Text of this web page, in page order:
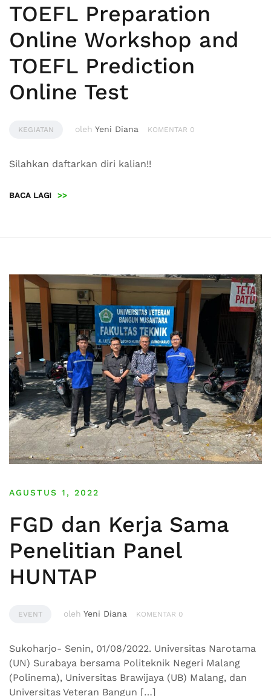
TOEFL Preparation
Online Workshop and
TOEFL Prediction
Online Test
KEGIATAN oleh Yeni Diana KOMENTAR 0
Silahkan daftarkan diri kalian!!
BACA LAGI >>
AGUSTUS 1, 2022
FGD dan Kerja Sama
Penelitian Panel
HUNTAP
EVENT oleh Yeni Diana KOMENTAR 0
Sukoharjo- Senin, 01/08/2022. Universitas Narotama
(UN) Surabaya bersama Politeknik Negeri Malang
(Polinema), Universitas Brawijaya (UB) Malang, dan
Universitas Veteran Bangun […]